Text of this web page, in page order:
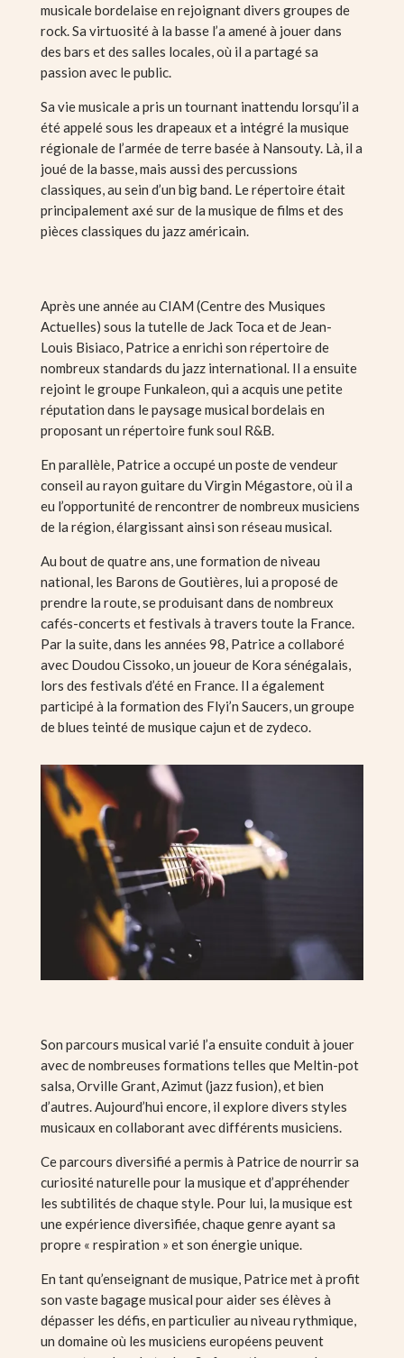
musicale bordelaise en rejoignant divers groupes de
rock. Sa virtuosité à la basse l’a amené à jouer dans
des bars et des salles locales, où il a partagé sa
passion avec le public.
Sa vie musicale a pris un tournant inattendu lorsqu’il a
été appelé sous les drapeaux et a intégré la musique
régionale de l’armée de terre basée à Nansouty. Là, il a
joué de la basse, mais aussi des percussions
classiques, au sein d’un big band. Le répertoire était
principalement axé sur de la musique de films et des
pièces classiques du jazz américain.
Après une année au CIAM (Centre des Musiques
Actuelles) sous la tutelle de Jack Toca et de Jean-
Louis Bisiaco, Patrice a enrichi son répertoire de
nombreux standards du jazz international. Il a ensuite
rejoint le groupe Funkaleon, qui a acquis une petite
réputation dans le paysage musical bordelais en
proposant un répertoire funk soul R&B.
En parallèle, Patrice a occupé un poste de vendeur
conseil au rayon guitare du Virgin Mégastore, où il a
eu l’opportunité de rencontrer de nombreux musiciens
de la région, élargissant ainsi son réseau musical.
Au bout de quatre ans, une formation de niveau
national, les Barons de Goutières, lui a proposé de
prendre la route, se produisant dans de nombreux
cafés-concerts et festivals à travers toute la France.
Par la suite, dans les années 98, Patrice a collaboré
avec Doudou Cissoko, un joueur de Kora sénégalais,
lors des festivals d’été en France. Il a également
participé à la formation des Flyi’n Saucers, un groupe
de blues teinté de musique cajun et de zydeco.
Son parcours musical varié l’a ensuite conduit à jouer
avec de nombreuses formations telles que Meltin-pot
salsa, Orville Grant, Azimut (jazz fusion), et bien
d’autres. Aujourd’hui encore, il explore divers styles
musicaux en collaborant avec différents musiciens.
Ce parcours diversifié a permis à Patrice de nourrir sa
curiosité naturelle pour la musique et d’appréhender
les subtilités de chaque style. Pour lui, la musique est
une expérience diversifiée, chaque genre ayant sa
propre « respiration » et son énergie unique.
En tant qu’enseignant de musique, Patrice met à profit
son vaste bagage musical pour aider ses élèves à
dépasser les défis, en particulier au niveau rythmique,
un domaine où les musiciens européens peuvent